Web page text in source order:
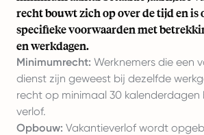
recht bouwt zich op over de tijd en is
specifieke voorwaarden met
en werkdagen.
Minimumrecht: Werknemers die een
dienst zijn geweest bij dezelfde
recht op minimaal 30
verlof.
Opbouw: Vakantieverlof wordt